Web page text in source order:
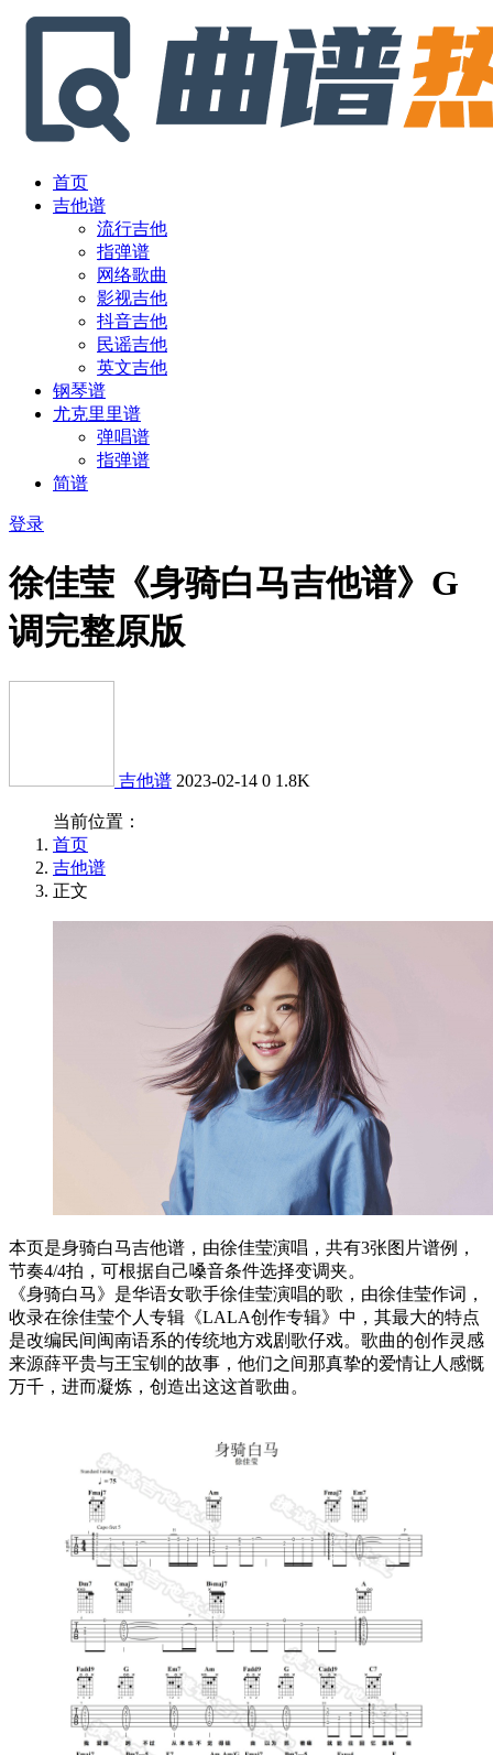
首页
吉他谱
流行吉他
指弹谱
网络歌曲
影视吉他
抖音吉他
民谣吉他
英文吉他
钢琴谱
尤克里里谱
弹唱谱
指弹谱
简谱
登录
徐佳莹《身骑白马吉他谱》G
调完整原版
吉他谱 2023-02-14 0 1.8K
当前位置：
首页
吉他谱
正文
本页是身骑白马吉他谱，由徐佳莹演唱，共有3张图片谱例，
节奏4/4拍，可根据自己嗓音条件选择变调夹。
《身骑白马》是华语女歌手徐佳莹演唱的歌，由徐佳莹作词，
收录在徐佳莹个人专辑《LALA创作专辑》中，其最大的特点
是改编民间闽南语系的传统地方戏剧歌仔戏。歌曲的创作灵感
来源薛平贵与王宝钏的故事，他们之间那真挚的爱情让人感慨
万千，进而凝炼，创造出这这首歌曲。